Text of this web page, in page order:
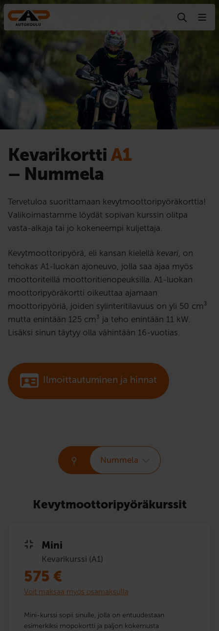
Hyppää sisältöön
Kevarikortti A1
– Nummela
Tervetuloa suorittamaan kevytmoottoripyöräkorttia!
Valikoimastamme löydät sopivan kurssin olitpa
vasta-alkaja tai jo kokeneempi kuljettaja.
Kevytmoottoripyörä, eli kansan kielellä kevari , on
tehokas A1-luokan ajoneuvo, jolla saa ajaa myös
moottoriteillä moottoritienopeuksilla. A1-luokan
moottoripyöräkortti oikeuttaa ajamaan
moottoripyöriä, joiden sylinteritilavuus on yli 50 cm³
mutta enintään 125 cm³ ja teho enintään 11 kW.
Lisäksi sinun täytyy olla vähintään 16-vuotias.
Ilmoittautuminen ja hinnat
Nummela
Kevytmoottoripyöräkurssit
Mini
Kevarikurssi (A1)
575 €
Voit maksaa myös osamaksulla
Mini-kurssi sopii sinulle, jolla on entuudestaan
esimerkiksi mopokortti ja paljon kokemusta